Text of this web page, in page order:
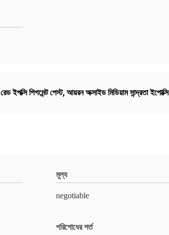
রেড ইপক্সি পিগমেন্ট পেস্ট, আয়রন অক্সাইড মিডিয়াম সান্দ্রতা ইপোক্সি
মূল্য
negotiable
পরিশোধের শর্ত